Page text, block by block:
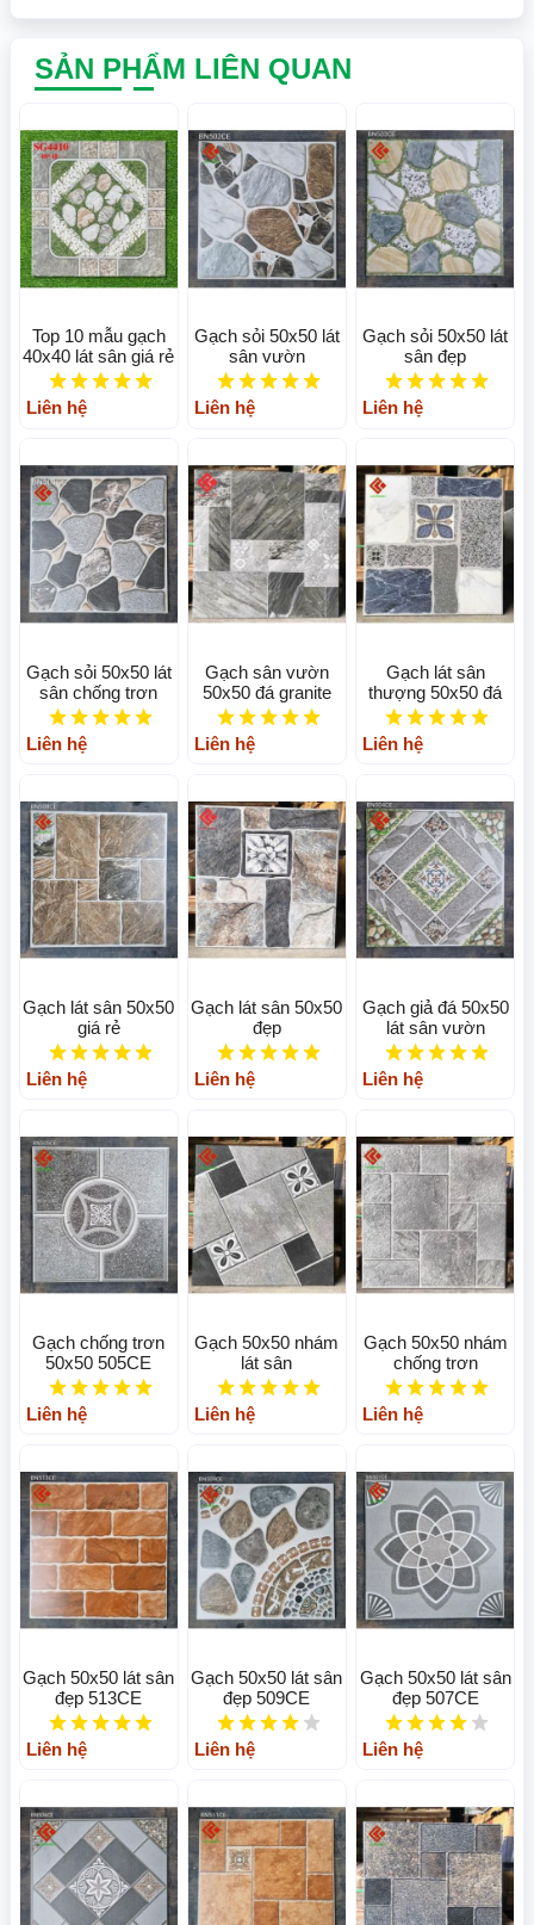
SẢN PHẨM LIÊN QUAN
Top 10 mẫu gạch
40x40 lát sân giá rẻ
Liên hệ
Gạch sỏi 50x50 lát
sân vườn
Liên hệ
Gạch sỏi 50x50 lát
sân đẹp
Liên hệ
Gạch sỏi 50x50 lát
sân chống trơn
Liên hệ
Gạch sân vườn
50x50 đá granite
Liên hệ
Gạch lát sân
thượng 50x50 đá
Liên hệ
Gạch lát sân 50x50
giá rẻ
Liên hệ
Gạch lát sân 50x50
đẹp
Liên hệ
Gạch giả đá 50x50
lát sân vườn
Liên hệ
Gạch chống trơn
50x50 505CE
Liên hệ
Gạch 50x50 nhám
lát sân
Liên hệ
Gạch 50x50 nhám
chống trơn
Liên hệ
Gạch 50x50 lát sân
đẹp 513CE
Liên hệ
Gạch 50x50 lát sân
đẹp 509CE
Liên hệ
Gạch 50x50 lát sân
đẹp 507CE
Liên hệ